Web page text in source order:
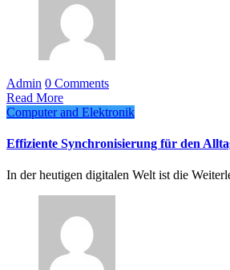
Admin 0 Comments
Read More
Computer and Elektronik
Effiziente Synchronisierung für den
In der heutigen digitalen Welt ist die